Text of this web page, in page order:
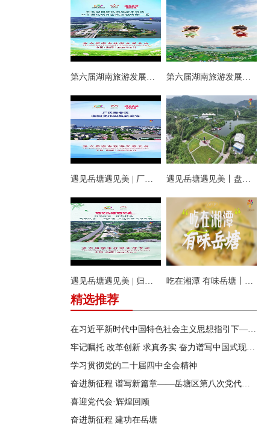
第六届湖南旅游发展大会丨仰天湖国际休闲旅游度假区17个游玩项目全线开放嗨翻一夏 第六届湖南旅游发展大会丨阿莲潭宝带你云游岳塘
遇见岳塘遇见美 | 厂区即景区，湘钢文化园焕新迎客！ 遇见岳塘遇见美丨盘龙大观园提质焕新迎八方客
遇见岳塘遇见美 | 归隐松涧·理想村落：两期筑景 一涧生香 点亮岳塘文旅新貌 吃在湘潭 有味岳塘丨云盘山下：匠心守本味 小院忆乡愁
精选推荐
在习近平新时代中国特色社会主义思想指引下——新时代 新作为 新篇章
牢记嘱托 改革创新 求真务实 奋力谱写中国式现代化湖南篇章
学习贯彻党的二十届四中全会精神
奋进新征程 谱写新篇章——岳塘区第八次党代会特别报道
喜迎党代会·辉煌回顾
奋进新征程 建功在岳塘